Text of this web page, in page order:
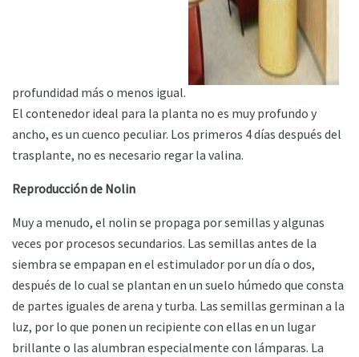
profundidad más o menos igual.
El contenedor ideal para la planta no es muy profundo y
ancho, es un cuenco peculiar. Los primeros 4 días después del
trasplante, no es necesario regar la valina.
Reproducción de Nolin
Muy a menudo, el nolin se propaga por semillas y algunas
veces por procesos secundarios. Las semillas antes de la
siembra se empapan en el estimulador por un día o dos,
después de lo cual se plantan en un suelo húmedo que consta
de partes iguales de arena y turba. Las semillas germinan a la
luz, por lo que ponen un recipiente con ellas en un lugar
brillante o las alumbran especialmente con lámparas. La